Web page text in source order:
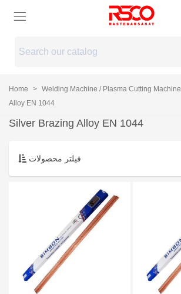
Home > Welding Machine / Plasma Cutting Machine
Alloy EN 1044
Silver Brazing Alloy EN 1044
فیلتر محصولات